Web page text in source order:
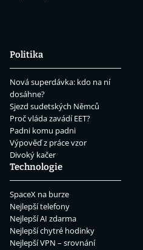
Politika
Nová superdávka: kdo na ní
dosáhne?
Sjezd sudetských Němců
Proč vláda zavádí EET?
Padni komu padni
Výpověď z práce vzor
Divoký kačer
Technologie
SpaceX na burze
Nejlepší telefony
Nejlepší AI zdarma
Nejlepší chytré hodinky
Nejlepší VPN – srovnání